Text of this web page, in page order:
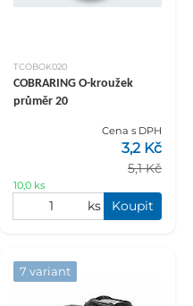
TCOBOK020
COBRARING O-kroužek
průměr 20
Cena s DPH
5,1 Kč
3,2 Kč
10,0 ks
ks Koupit
7 variant